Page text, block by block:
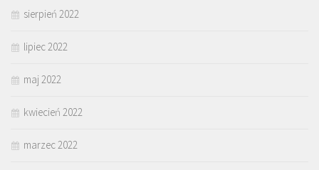
sierpień 2022
lipiec 2022
maj 2022
kwiecień 2022
marzec 2022